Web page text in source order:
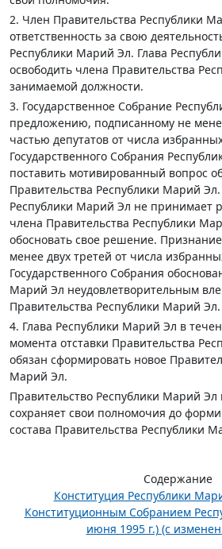
2. Член Правительства Республики
ответственность за свою
Республики Марий Эл. Глава
освободить члена Правительства
занимаемой должности.
3. Государственное Собрание
предложению, подписанному не
частью депутатов от числа
Государственного Собрания
поставить мотивированный вопрос
Правительства Республики Марий Эл.
Республики Марий Эл не принимает
члена Правительства Республики
обосновать свое решение.
менее двух третей от числа
Государственного Собрания
Марий Эл неудовлетворительным
Правительства Республики Марий Эл.
4. Глава Республики Марий Эл в
момента отставки Правительства
обязан сформировать новое
Марий Эл.
Правительство Республики Марий Эл
сохраняет свои полномочия до
состава Правительства Республики
Содержание
Конституция Республики
Конституционным Собранием
июня 1995 г.) (с